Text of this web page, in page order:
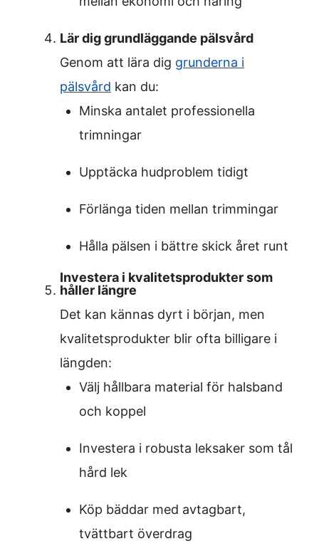
Lär dig grundläggande pälsvård
Genom att lära dig grunderna i
pälsvård kan du:
Minska antalet professionella
trimningar
Upptäcka hudproblem tidigt
Förlänga tiden mellan trimmingar
Hålla pälsen i bättre skick året runt
Investera i kvalitetsprodukter som
håller längre
Det kan kännas dyrt i början, men
kvalitetsprodukter blir ofta billigare i
längden:
Välj hållbara material för halsband
och koppel
Investera i robusta leksaker som tål
hård lek
Köp bäddar med avtagbart,
tvättbart överdrag